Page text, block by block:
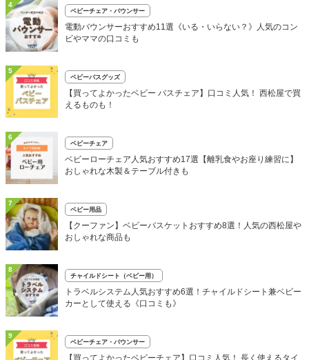
4
ベビーチェア・バウンサー
電動バウンサーおすすめ11選《いる・いらない？》人気のコン
ビやママの口コミも
5
ベビーバスグッズ
【買ってよかったベビー バスチェア】口コミ人気！ 西松屋で買
えるものも！
6
ベビーチェア
ベビーローチェア人気おすすめ17選【離乳食やお座り練習に】
おしゃれな木製＆テーブル付きも
7
ベビー用品
【クーファン】ベビーバスケットおすすめ8選！人気の西松屋や
おしゃれな商品も
8
チャイルドシート（ベビー用）
トラベルシステム人気おすすめ6選！チャイルドシート兼ベビー
カーとして使える《口コミも》
9
ベビーチェア・バウンサー
【買ってよかったベビーチェア】口コミ人気！ 長く使えるタイ